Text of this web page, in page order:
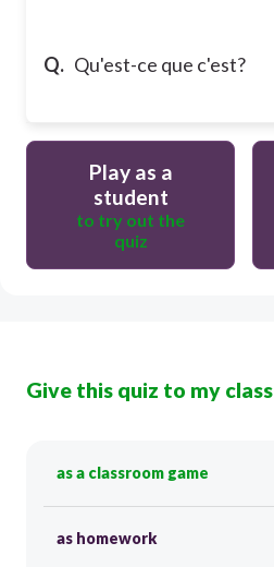
Q. Qu'est-ce que c'est?
Play as a
student
to try out the
quiz
Give this quiz to my class
as a classroom game
as homework